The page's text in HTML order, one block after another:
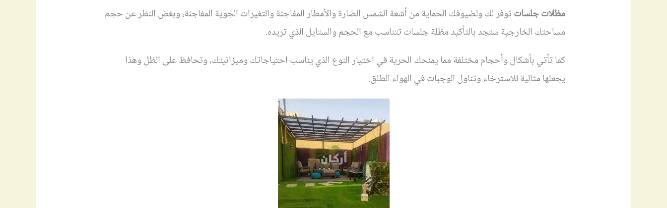
مظلات جلساتتوفر لك ولضيوفك الحماية من أشعة الشمس الضارة والأمطار المفاجئة والتغيرات الجوية المفاجئة، وبغض النظر عن حجم
مساحتك الخارجية ستجد بالتأكيد مظلة جلسات تتناسب مع الحجم والستايل الذي تريده.
كما تأتي بأشكال وأحجام مختلفة مما يمنحك الحرية في اختيار النوع الذي يناسب احتياجاتك وميزانيتك، وتحافظ على الظل وهذا
يجعلها مثالية للاسترخاء وتناول الوجبات في الهواء الطلق.